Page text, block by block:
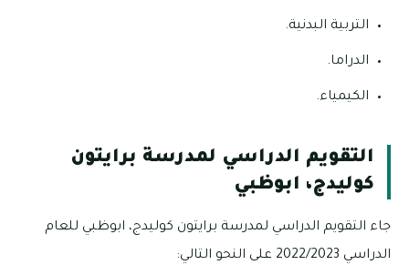
التربية البدنية.
الدراما.
الكيمياء.
التقويم الدراسي لمدرسة برايتون
كوليدج، ابوظبي
جاء التقويم الدراسي لمدرسة برايتون كوليدج، ابوظبي للعام
الدراسي 2022/2023 على النحو التالي: